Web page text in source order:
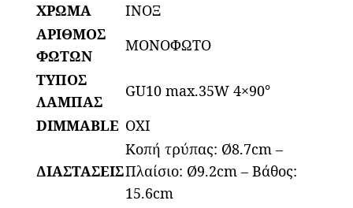
ΧΡΩΜΑ
ΙΝΟΞ
ΑΡΙΘΜΟΣ
ΦΩΤΩΝ
ΜΟΝΟΦΩΤΟ
ΤΥΠΟΣ
ΛΑΜΠΑΣ
GU10 max.35W 4×90°
DIMMABLE ΟΧΙ
ΔΙΑΣΤΑΣΕΙΣ
Κοπή τρύπας: Ø8.7cm –
Πλαίσιο: Ø9.2cm – Βάθος:
15.6cm